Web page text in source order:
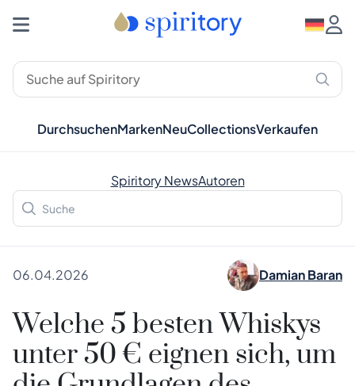
DurchsuchenMarkenNeuCollectionsVerkaufen
Spiritory NewsAutoren
06.04.2026 Damian Baran
Welche 5 besten Whiskys
unter 50 € eignen sich, um